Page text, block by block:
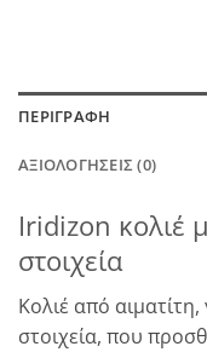
ΠΕΡΙΓΡΑΦΉ
ΑΞΙΟΛΟΓΉΣΕΙΣ (0)
Iridizon κολιέ
στοιχεία
Κολιέ από
στοιχεία, που